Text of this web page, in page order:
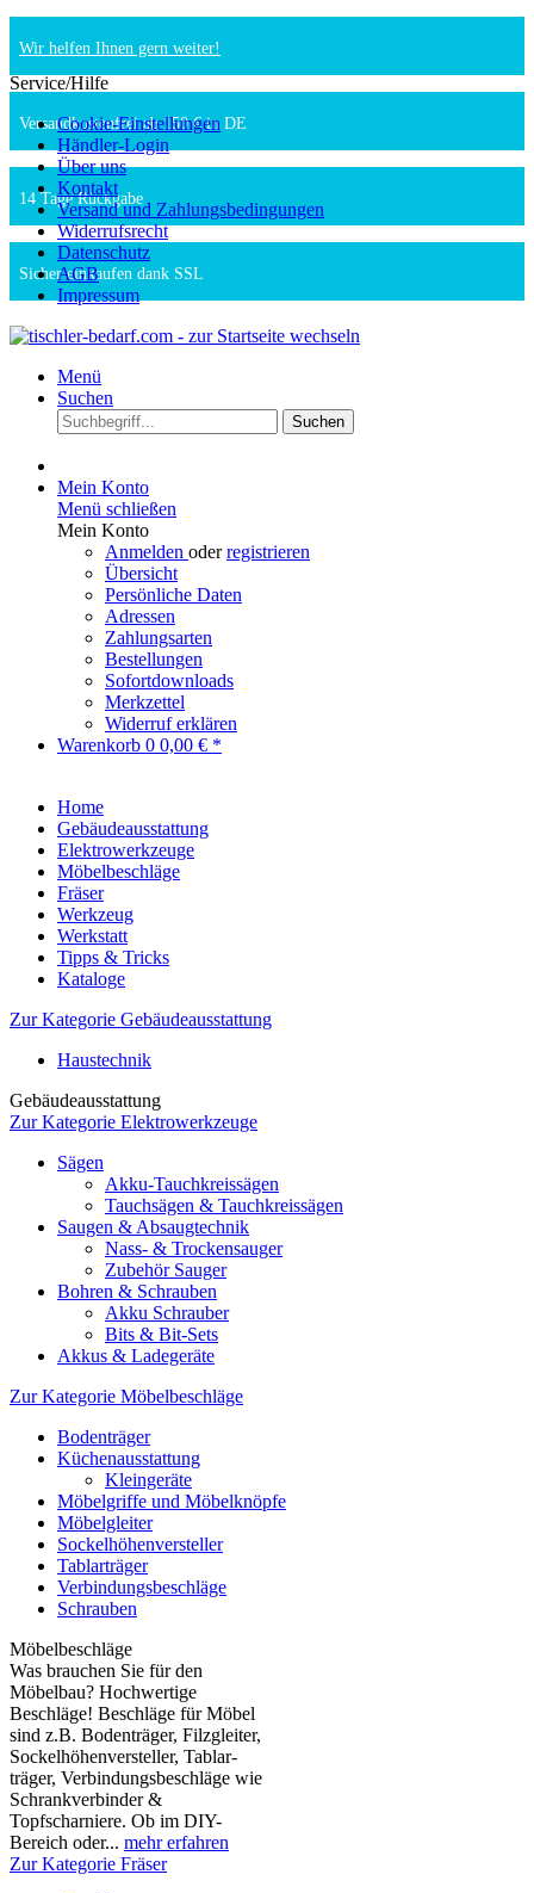
Wir helfen Ihnen gern weiter!
Versandkostenfrei ab 150 € in DE
14 Tage Rückgabe
Sicher einkaufen dank SSL
Service/Hilfe
Cookie-Einstellungen
Händler-Login
Über uns
Kontakt
Versand und Zahlungsbedingungen
Widerrufsrecht
Datenschutz
AGB
Impressum
Menü
Suchen
Suchen
Mein Konto
Menü schließen
Mein Konto
Anmelden oderregistrieren
Übersicht
Persönliche Daten
Adressen
Zahlungsarten
Bestellungen
Sofortdownloads
Merkzettel
Widerruf erklären
Warenkorb 0 0,00 € *
Home
Gebäudeausstattung
Elektrowerkzeuge
Möbelbeschläge
Fräser
Werkzeug
Werkstatt
Tipps & Tricks
Kataloge
Zur Kategorie Gebäudeausstattung
Haustechnik
Gebäudeausstattung
Zur Kategorie Elektrowerkzeuge
Sägen
Akku-Tauchkreissägen
Tauchsägen & Tauchkreissägen
Saugen & Absaugtechnik
Nass- & Trockensauger
Zubehör Sauger
Bohren & Schrauben
Akku Schrauber
Bits & Bit-Sets
Akkus & Ladegeräte
Zur Kategorie Möbelbeschläge
Bodenträger
Küchenausstattung
Kleingeräte
Möbelgriffe und Möbelknöpfe
Möbelgleiter
Sockelhöhenversteller
Tablarträger
Verbindungsbeschläge
Schrauben
Möbelbeschläge
Was brauchen Sie für den
Möbelbau? Hochwertige
Beschläge! Beschläge für Möbel
sind z.B. Boden­träger, Filzgleiter,
Sockelhöhen­versteller, Tablar­
träger, Verbindungs­beschläge wie
Schrank­verbinder &
Topfscharniere. Ob im DIY-
Bereich oder... mehr erfahren
Zur Kategorie Fräser